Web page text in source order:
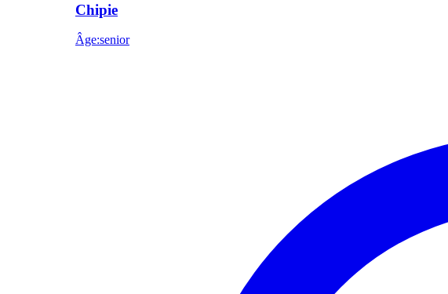
Chipie
Âge:senior